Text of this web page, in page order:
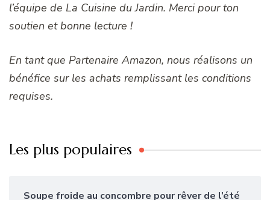
l’équipe de La Cuisine du Jardin. Merci pour ton
soutien et bonne lecture !
En tant que Partenaire Amazon, nous réalisons un
bénéfice sur les achats remplissant les conditions
requises.
Les plus populaires
Soupe froide au concombre pour rêver de l’été